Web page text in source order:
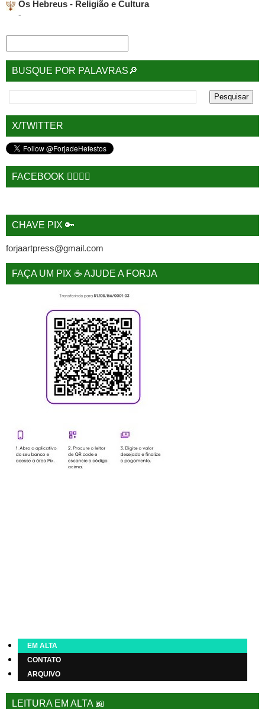
Os Hebreus - Religião e Cultura
-
BUSQUE POR PALAVRAS🔎
X/TWITTER
FACEBOOK 🙋‍♂️🙋‍♀️
CHAVE PIX 🔑
forjaartpress@gmail.com
FAÇA UM PIX ☕ AJUDE A FORJA
EM ALTA
CONTATO
ARQUIVO
LEITURA EM ALTA 📖